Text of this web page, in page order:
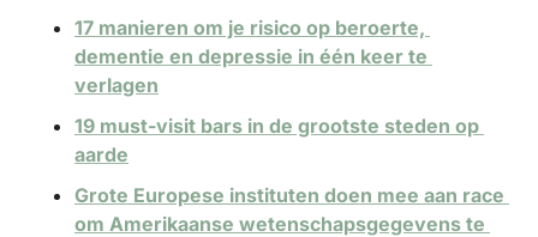
17 manieren om je risico op beroerte,
dementie en depressie in één keer te
verlagen
19 must-visit bars in de grootste steden op
aarde
Grote Europese instituten doen mee aan race
om Amerikaanse wetenschapsgegevens te